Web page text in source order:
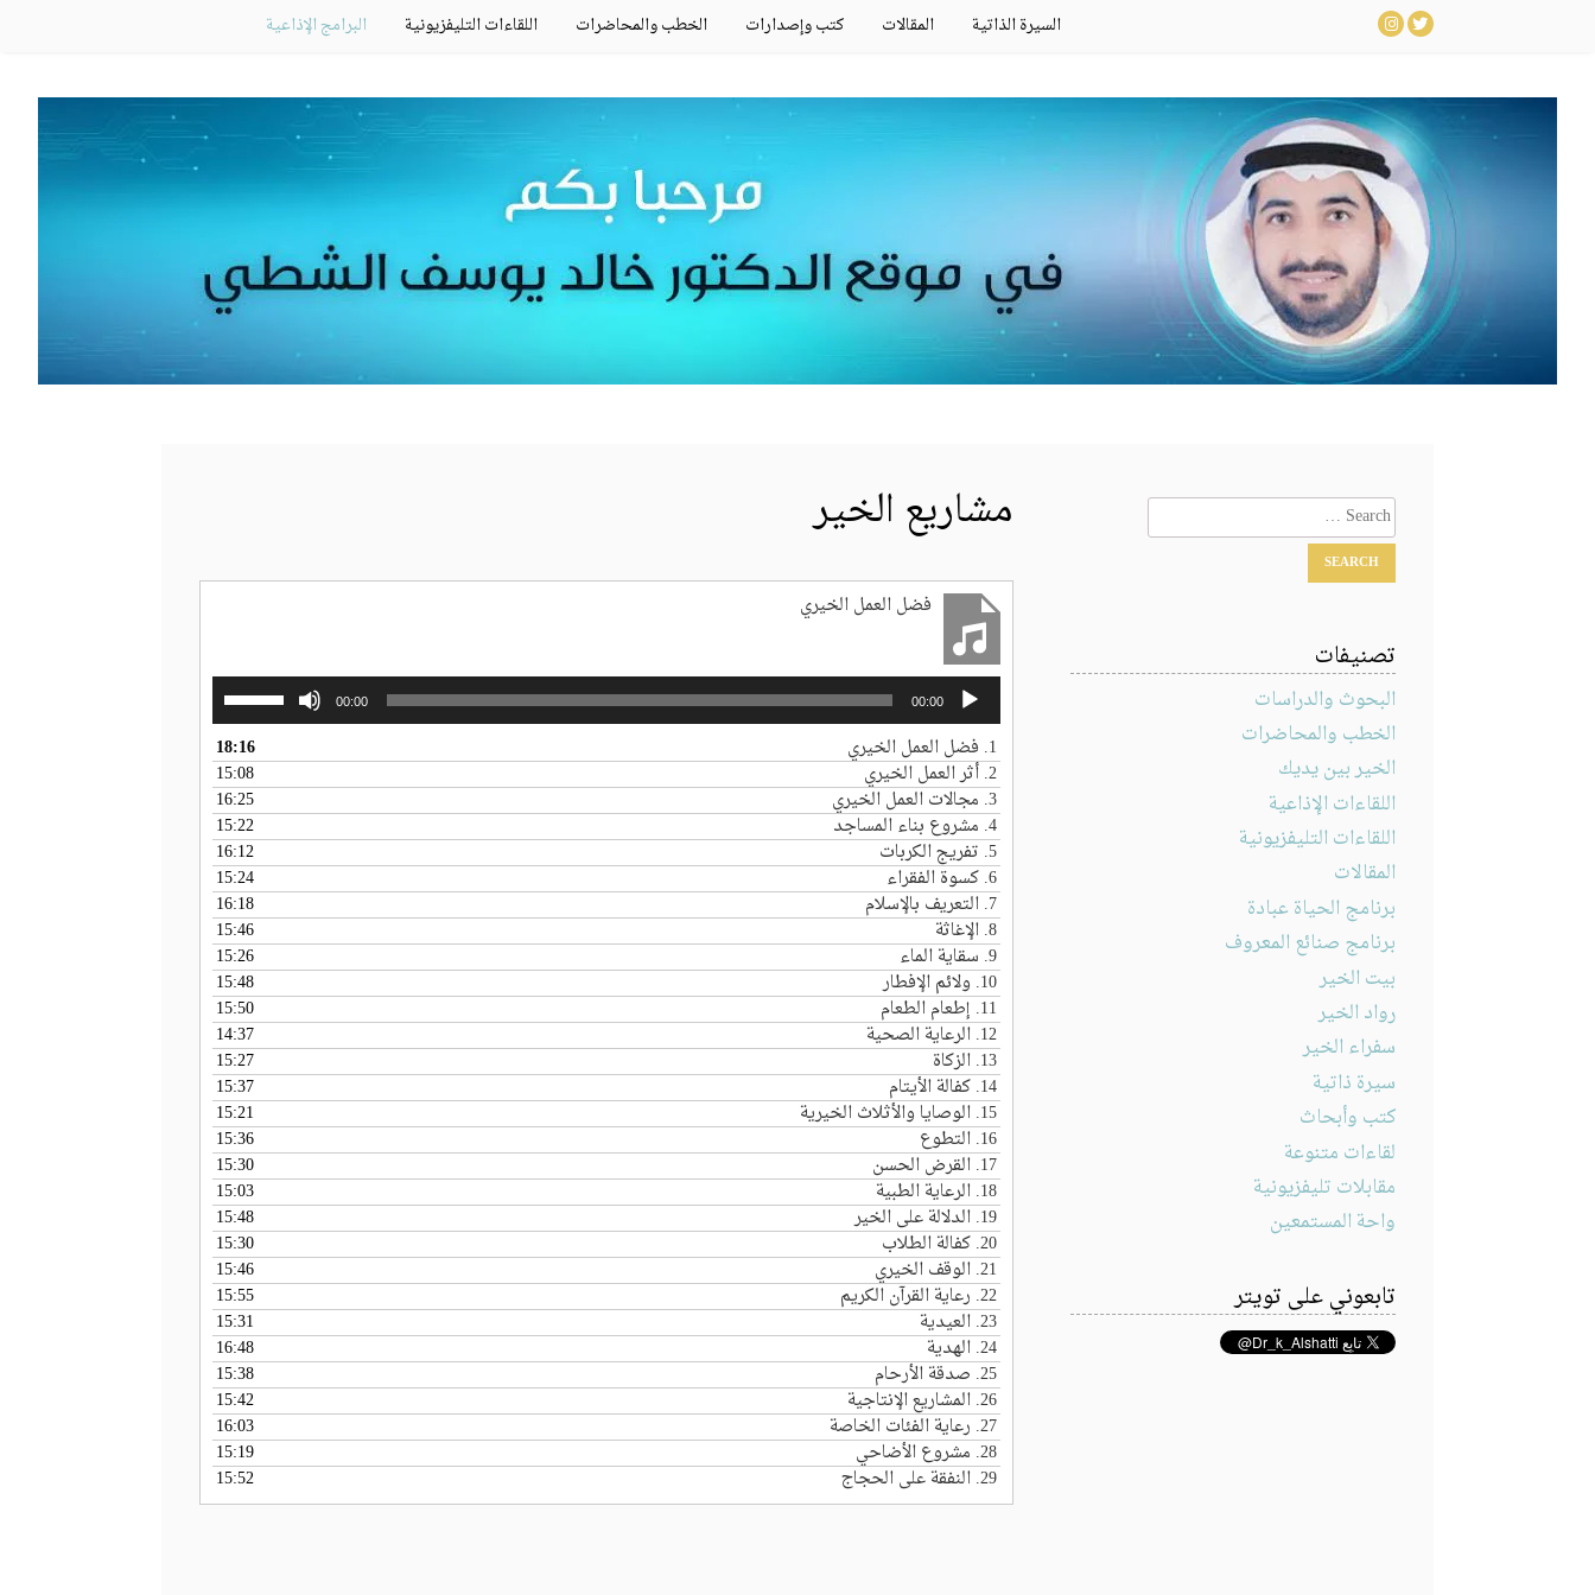
Skip
السيرة الذاتية المقالات كتب وإصدارات الخطب والمحاضرات اللقاءات التليفزيونية البرامج الإذاعية
مشاريع الخير
فضل العمل الخيري
مشغل
الصوت 00:00
00:00
مفاتيح
الأسهم
أعلى/
أسفل
لزيادة
أو
خفض
مستوى
الصوت.
1. فضل العمل الخيري
18:16
2. أثر العمل الخيري
15:08
3. مجالات العمل الخيري
16:25
4. مشروع بناء المساجد
15:22
5. تفريج الكربات
16:12
6. كسوة الفقراء
15:24
7. التعريف بالإسلام
16:18
8. الإغاثة
15:46
9. سقاية الماء
15:26
10. ولائم الإفطار
15:48
11. إطعام الطعام
15:50
12. الرعاية الصحية
14:37
13. الزكاة
15:27
14. كفالة الأيتام
15:37
15. الوصايا والأثلاث الخيرية
15:21
16. التطوع
15:36
17. القرض الحسن
15:30
18. الرعاية الطبية
15:03
19. الدلالة على الخير
15:48
20. كفالة الطلاب
15:30
21. الوقف الخيري
15:46
22. رعاية القرآن الكريم
15:55
23. العيدية
15:31
24. الهدية
16:48
25. صدقة الأرحام
15:38
26. المشاريع الإنتاجية
15:42
27. رعاية الفئات الخاصة
16:03
28. مشروع الأضاحي
15:19
29. النفقة على الحجاج 15:52
Search
تصنيفات
البحوث والدراسات
الخطب والمحاضرات
الخير بين يديك
اللقاءات الإذاعية
اللقاءات التليفزيونية
المقالات
برنامج الحياة عبادة
برنامج صنائع المعروف
بيت الخير
رواد الخير
سفراء الخير
سيرة ذاتية
كتب وأبحاث
لقاءات متنوعة
مقابلات تليفزيونية
واحة المستمعين
تابعوني على تويتر